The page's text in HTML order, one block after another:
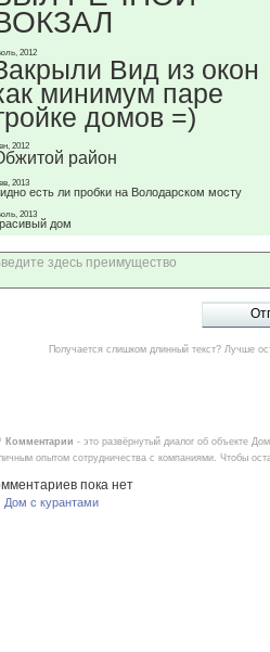
2012
Вид из окон
минимум паре
домов =)
2012
район
2013
есть ли пробки на Володарском мосту
2013
дом
Получается слишком длинный текст? Лучше
Комментарии - это развёрнутый диалог об объекте
опытом сотрудничества с компаниями. Чтобы
пока нет
с курантами